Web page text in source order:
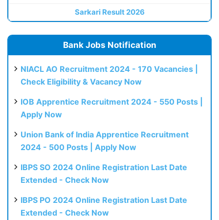
Sarkari Result 2026
Bank Jobs Notification
NIACL AO Recruitment 2024 - 170 Vacancies |
Check Eligibility & Vacancy Now
IOB Apprentice Recruitment 2024 - 550 Posts |
Apply Now
Union Bank of India Apprentice Recruitment
2024 - 500 Posts | Apply Now
IBPS SO 2024 Online Registration Last Date
Extended - Check Now
IBPS PO 2024 Online Registration Last Date
Extended - Check Now